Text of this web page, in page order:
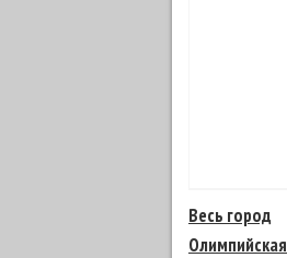
Весь город
Олимпийская